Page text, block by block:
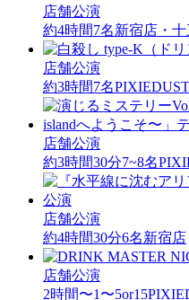
店舗公演
約4時間7名新宿店・
店舗公演
約3時間7名PIXIEDUST
店舗公演
約3時間30分7~8名
店舗公演
約4時間30分6名新宿店
店舗公演
2時間〜1〜5or15